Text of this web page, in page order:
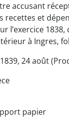
accusant
recettes et
l’exercice
à Ingres,
1839, 24 août
papier